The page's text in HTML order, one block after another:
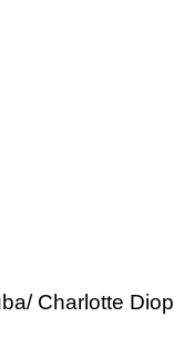
Charlotte Diop